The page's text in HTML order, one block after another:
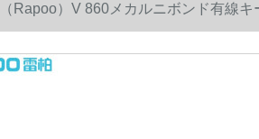
Rapoo）V 860メカルニボンド有線
軸